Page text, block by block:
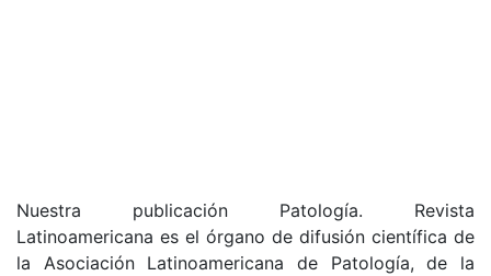
Nuestra publicación Patología. Revista
Latinoamericana es el órgano de difusión científica de
la Asociación Latinoamericana de Patología, de la